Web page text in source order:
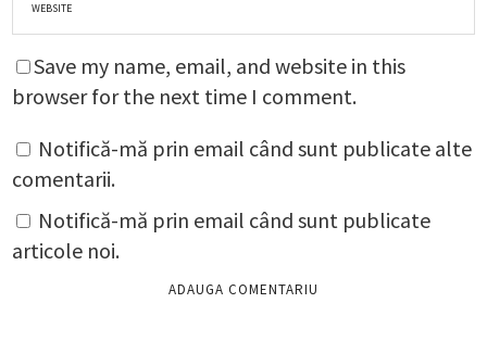
Save my name, email, and website in this
browser for the next time I comment.
Notifică-mă prin email când sunt publicate alte
comentarii.
Notifică-mă prin email când sunt publicate
articole noi.